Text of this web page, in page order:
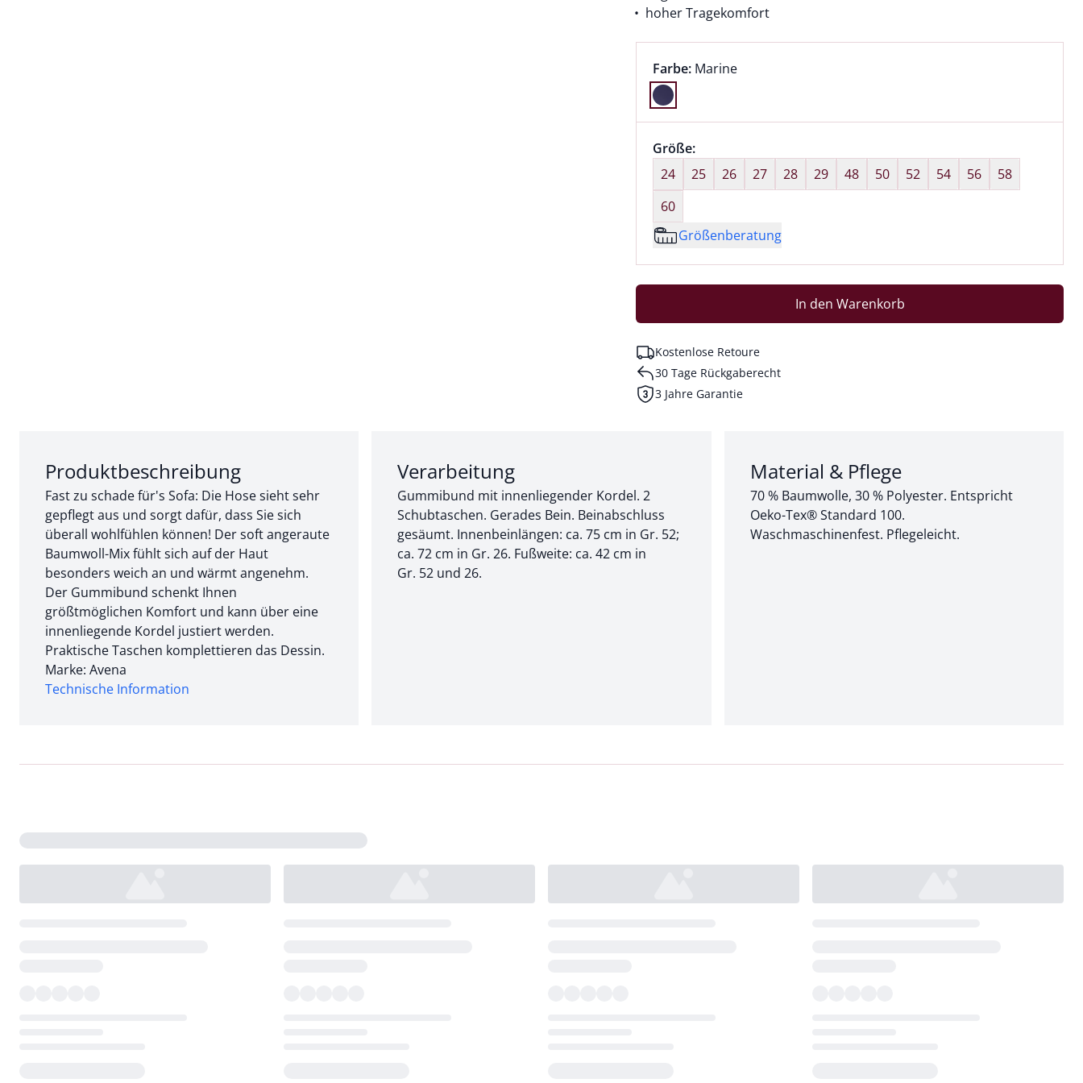
hoher Tragekomfort
Farbauswahl:
Farbe: aktuell ausgewählt:
Marine
Farbe Marine ausgewählt
Größenauswahl:
Größe:nichts ausgewählt
24
25 26 27 28 29 48 50 52 54 56
58
60
Größenberatung
In den Warenkorb
Kostenlose Retoure
30 Tage Rückgaberecht
3 Jahre Garantie
Abschnitt 1 von 3:
Produktbeschreibung
Fast zu schade für's Sofa: Die Hose sieht sehr
gepflegt aus und sorgt dafür, dass Sie sich
überall wohlfühlen können! Der soft angeraute
Baumwoll-Mix fühlt sich auf der Haut
besonders weich an und wärmt angenehm.
Der Gummibund schenkt Ihnen
größtmöglichen Komfort und kann über eine
innenliegende Kordel justiert werden.
Praktische Taschen komplettieren das Dessin.
Marke: Avena
Technische Information
Abschnitt 2 von 3:
Verarbeitung
Gummibund mit innenliegender Kordel. 2
Schubtaschen. Gerades Bein. Beinabschluss
gesäumt. Innenbeinlängen: ca. 75 cm in Gr. 52;
ca. 72 cm in Gr. 26. Fußweite: ca. 42 cm in
Gr. 52 und 26.
Abschnitt 3 von 3:
Material & Pflege
70 % Baumwolle, 30 % Polyester. Entspricht
Oeko-Tex® Standard 100.
Waschmaschinenfest. Pflegeleicht.